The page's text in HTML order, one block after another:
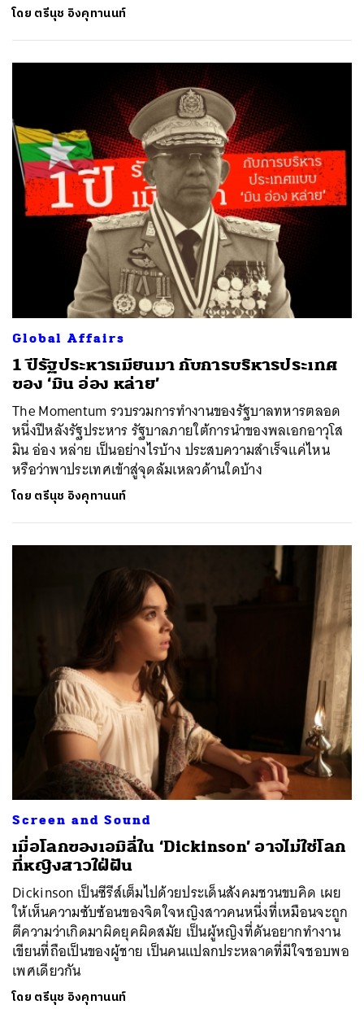
โดย ตรีนุช อิงคุทานนท์
Global Affairs
1 ปีรัฐประหารเมียนมา กับการบริหารประเทศ
ของ ‘มิน อ่อง หล่าย’
The Momentum รวบรวมการทำงานของรัฐบาลทหารตลอด
หนึ่งปีหลังรัฐประหาร รัฐบาลภายใต้การนำของพลเอกอาวุโส
มิน อ่อง หล่าย เป็นอย่างไรบ้าง ประสบความสำเร็จแค่ไหน
หรือว่าพาประเทศเข้าสู่จุดล้มเหลวด้านใดบ้าง
โดย ตรีนุช อิงคุทานนท์
Screen and Sound
เมื่อโลกของเอมิลี่ใน ‘Dickinson’ อาจไม่ใช่โลก
ที่หญิงสาวใฝ่ฝัน
Dickinson เป็นซีรีส์เต็มไปด้วยประเด็นสังคมชวนขบคิด เผย
ให้เห็นความซับซ้อนของจิตใจหญิงสาวคนหนึ่งที่เหมือนจะถูก
ตีความว่าเกิดมาผิดยุคผิดสมัย เป็นผู้หญิงที่ดันอยากทำงาน
เขียนที่ถือเป็นของผู้ชาย เป็นคนแปลกประหลาดที่มีใจชอบพอ
เพศเดียวกัน
โดย ตรีนุช อิงคุทานนท์